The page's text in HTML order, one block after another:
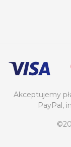
Akceptujemy
PayPal,